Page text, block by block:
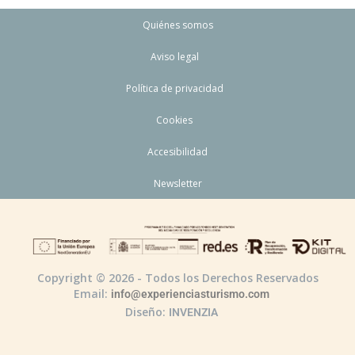
Quiénes somos
Aviso legal
Política de privacidad
Cookies
Accesibilidad
Newsletter
Copyright © 2026 - Todos los Derechos Reservados
Email: info@experienciasturismo.com
Diseño: INVENZIA